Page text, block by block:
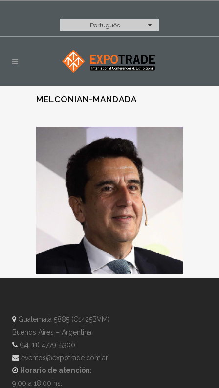
Português
MELCONIAN-MANDADA
Guatemala 5885 (C1425BVM)
Buenos Aires – Argentina
(54-11) 4779-5300
eventos@expotrade.com.ar
Horario de atención:
9:00 a 18:00 hs.